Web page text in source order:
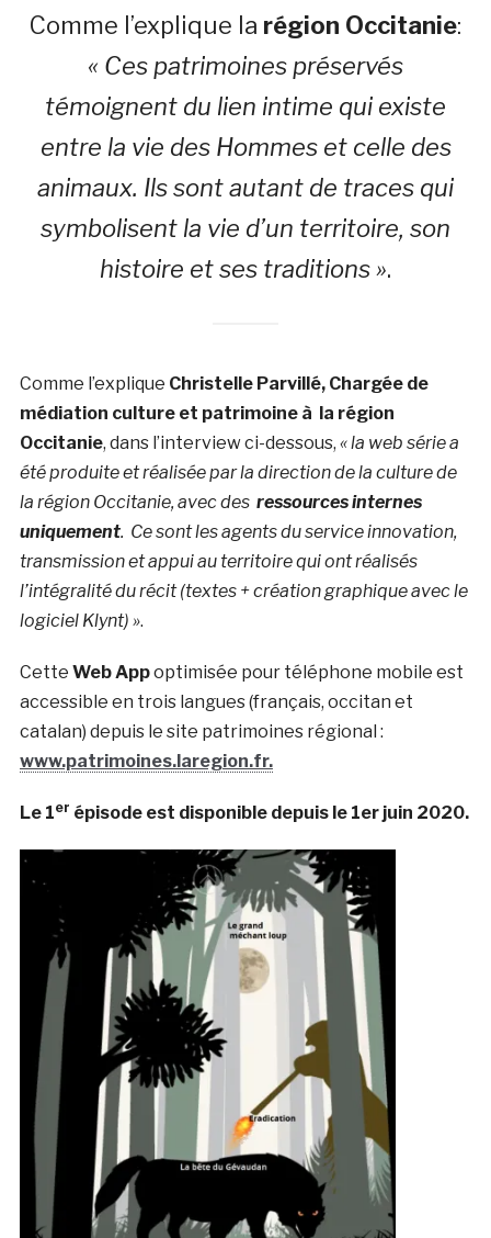
Comme l’explique la région Occitanie:
« Ces patrimoines préservés
témoignent du lien intime qui existe
entre la vie des Hommes et celle des
animaux. Ils sont autant de traces qui
symbolisent la vie d’un territoire, son
histoire et ses traditions ».
Comme l’explique Christelle Parvillé, Chargée de
médiation culture et patrimoine à la région
Occitanie, dans l’interview ci-dessous, « la web série a
été produite et réalisée par la direction de la culture de
la région Occitanie, avec desressources internes
uniquement. Ce sont les agents du service innovation,
transmission et appui au territoire qui ont réalisés
l’intégralité du récit (textes + création graphique avec le
logiciel Klynt) ».
Cette Web Appoptimisée pour téléphone mobile est
accessible en trois langues (français, occitan et
catalan) depuis le site patrimoines régional :
www.patrimoines.laregion.fr.
Le 1er épisode est disponible depuis le 1er juin 2020.